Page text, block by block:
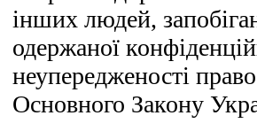
інших людей,
одержаної
неупередженості
Основного Закону